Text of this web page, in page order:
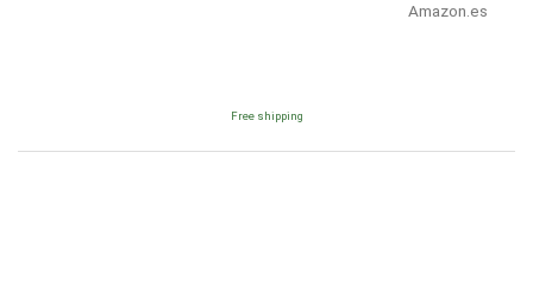
Amazon.es
Free shipping